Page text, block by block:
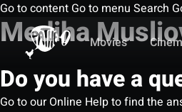
Go to content Go to menu Search
Movies
Mediha
Do you have a
Go to our Online Help to find the